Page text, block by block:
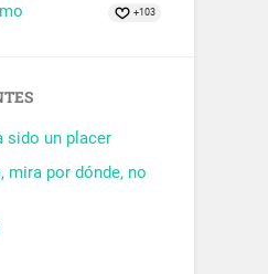
+103
sido un placer
mira por dónde, no